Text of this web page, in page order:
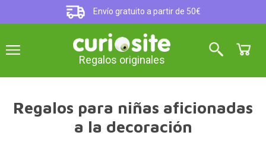
Envío gratuito a partir de 50€
Regalos originales
Regalos para niñas aficionadas
a la decoración